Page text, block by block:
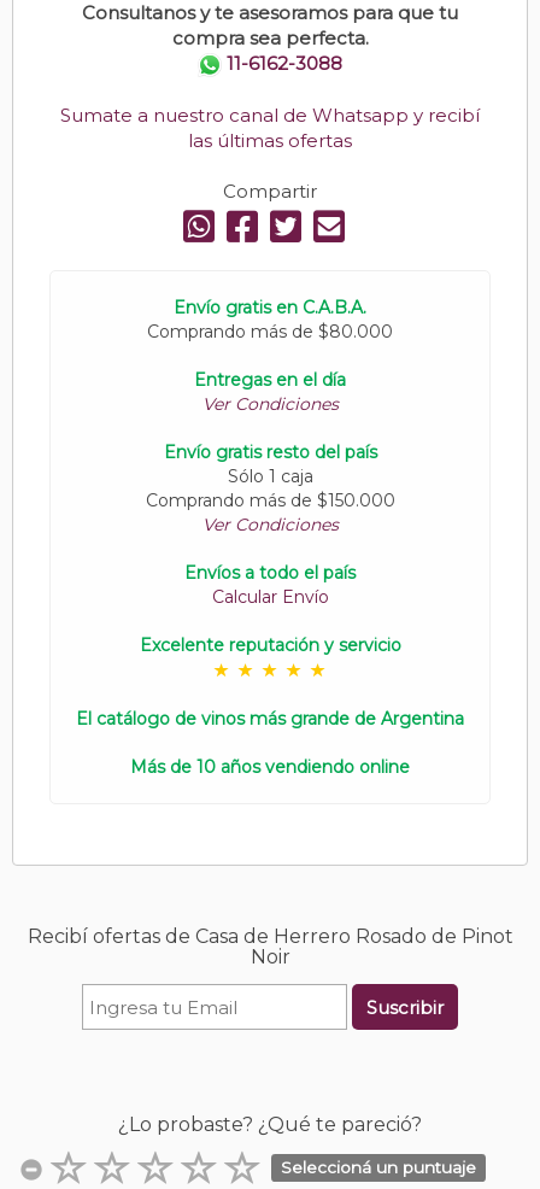
Consultanos y te asesoramos para que tu
compra sea perfecta.
11-6162-3088
Sumate a nuestro canal de Whatsapp y recibí
las últimas ofertas
Compartir
Envío gratis en C.A.B.A.
Comprando más de $80.000
Entregas en el día
Ver Condiciones
Envío gratis resto del país
Sólo 1 caja
Comprando más de $150.000
Ver Condiciones
Envíos a todo el país
Calcular Envío
Excelente reputación y servicio
El catálogo de vinos más grande de Argentina
Más de 10 años vendiendo online
Recibí ofertas de Casa de Herrero Rosado de Pinot
Noir
Suscribir
¿Lo probaste? ¿Qué te pareció?
Seleccioná un puntuaje